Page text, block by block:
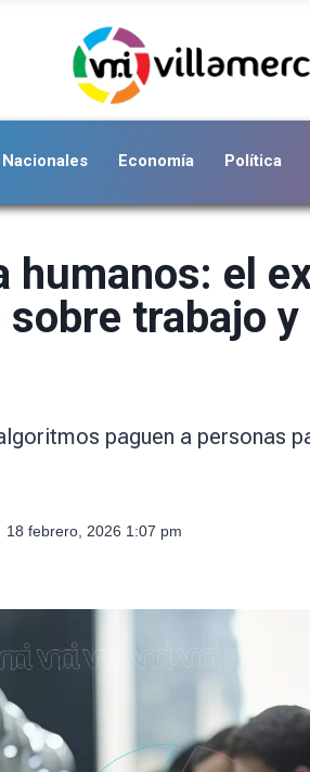
Nacionales Economía Política
humanos: el
trabajo
paguen a personas
18 febrero, 2026 1:07 pm